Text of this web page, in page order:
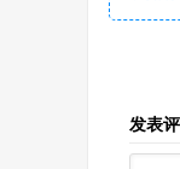
发表评